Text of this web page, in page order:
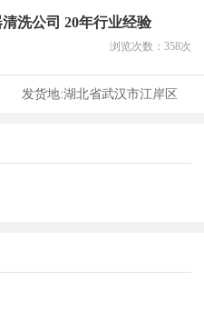
洗公司 20年行业经验
浏览次数： 358次
发货地:湖北省武汉市江岸区